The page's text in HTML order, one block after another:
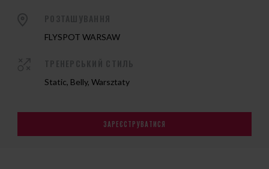
FLYSPOT WARSAW
Static, Belly, Warsztaty
ЗАРЕЄСТРУВАТИСЯ